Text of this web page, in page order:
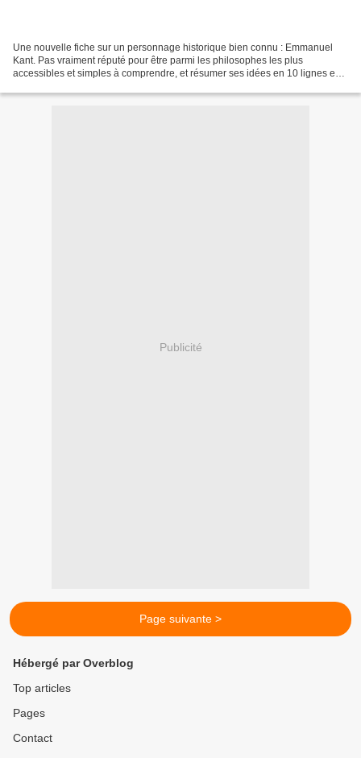
Une nouvelle fiche sur un personnage historique bien connu : Emmanuel
Kant. Pas vraiment réputé pour être parmi les philosophes les plus
accessibles et simples à comprendre, et résumer ses idées en 10 lignes est
Publicité
Page suivante >
Hébergé par Overblog
Top articles
Pages
Contact